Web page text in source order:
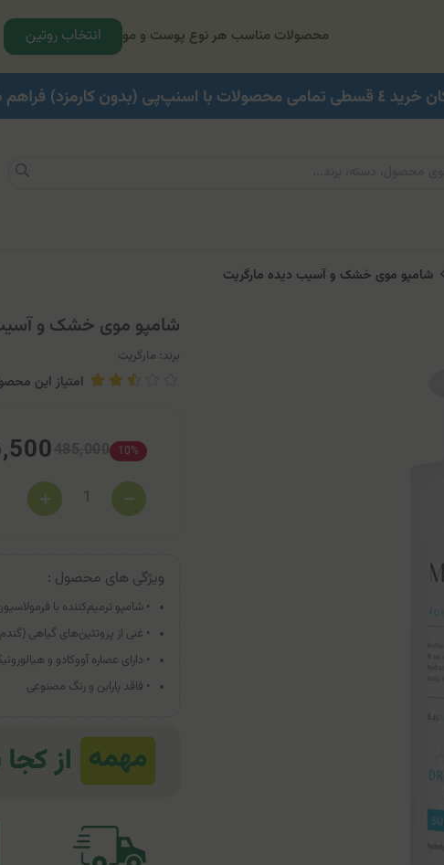
محصولات مناسب هر نوع پوست و مو انتخاب روتین
شامپو موی خشک و آسیب دیده مارگریت
شامپو موی خشک و
برند: مارگریت
امتیاز این
10%
ویژگی های محصول :
• شامپو ترمیم‌کننده با
• غنی از پروتئین‌های گیاهی
• دارای عصاره آووکادو و
• فاقد پارابن و رنگ مصنوعی